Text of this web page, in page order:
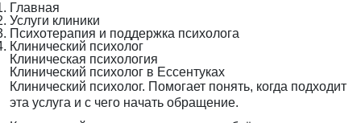
Главная
Услуги клиники
Психотерапия и поддержка психолога
Клинический психолог
Клиническая психология
Клинический психолог в Ессентуках
Клинический психолог. Помогает понять, когда подходит
эта услуга и с чего начать обращение.